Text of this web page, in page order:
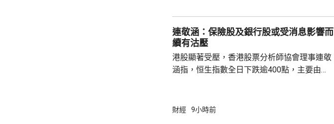
額上調至最多550億元。 財經事務及庫務局局
長許...
連敬涵：保險股及銀行股或受消息影響而
續有沽壓
港股顯著受壓，香港股票分析師協會理事連敬
涵指，恒生指數全日下跌逾400點，主要由於
滙豐(00005.HK)受消息影響，亦分別跌逾6%及
財經 9小時前